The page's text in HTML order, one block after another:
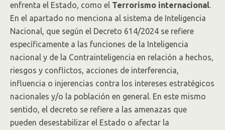
enfrenta el Estado, como el Terrorismo internacional.
En el apartado no menciona al sistema de Inteligencia
Nacional, que según el Decreto 614/2024 se refiere
específicamente a las funciones de la Inteligencia
nacional y de la Contrainteligencia en relación a hechos,
riesgos y conflictos, acciones de interferencia,
influencia o injerencias contra los intereses estratégicos
nacionales y/o la población en general. En este mismo
sentido, el decreto se refiere a las amenazas que
pueden desestabilizar el Estado o afectar la